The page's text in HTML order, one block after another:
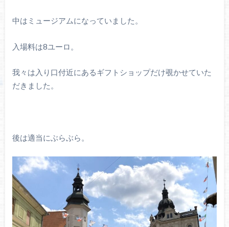
中はミュージアムになっていました。
入場料は8ユーロ。
我々は入り口付近にあるギフトショップだけ覗かせていた
だきました。
後は適当にぶらぶら。